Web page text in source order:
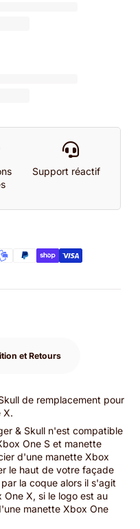
Support réactif
et Retours
de remplacement pour
X.
& Skull n'est compatible
One S et manette
d'une manette Xbox
le haut de votre façade
la coque alors il s'agit
X, si le logo est au
manette Xbox One